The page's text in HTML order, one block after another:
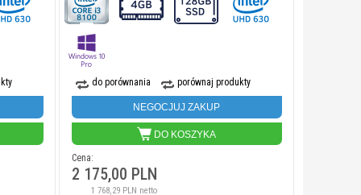
do porównania porównaj produkty
NEGOCJUJ ZAKUP
DO KOSZYKA
Cena:
2 175,00 PLN
1 768,29 PLN netto